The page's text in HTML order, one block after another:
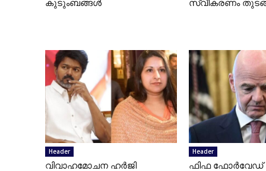
കുടുംബങ്ങൾ
സ്വീകരണം
Header
വിവാഹമോചന ഹർജി
Header
ഫിഫ ഫോർവേഡ്